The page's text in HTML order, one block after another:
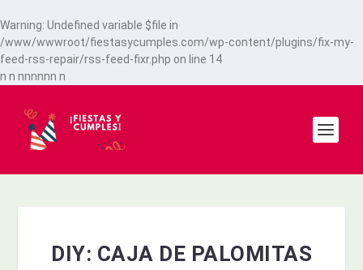
Warning: Undefined variable $file in
/www/wwwroot/fiestasycumples.com/wp-content/plugins/fix-my-
feed-rss-repair/rss-feed-fixr.php on line 14
n n nnnnnn n
DIY: CAJA DE PALOMITAS